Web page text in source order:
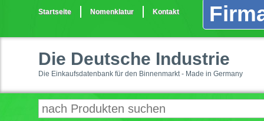
Startseite Nomenklatur Kontakt
Die Deutsche Industrie
Die Einkaufsdatenbank für den Binnenmarkt - Made in Germany